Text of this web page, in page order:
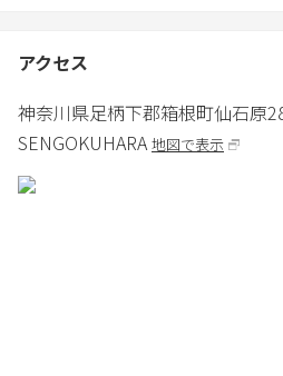
■ 禁止事項
・建物内は土間を除き土足厳禁です
ッキを利用する行為もお控えください
・近隣に迷惑の掛かる騒音（特に夜間
アクセス
神奈川県足柄下郡箱根町仙石原
SENGOKUHARA 地図で表示